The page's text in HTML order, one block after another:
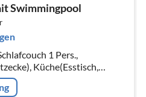
Swimmingpool
1 Pers.,
Küche(Esstisch,
Kaffeemaschine,